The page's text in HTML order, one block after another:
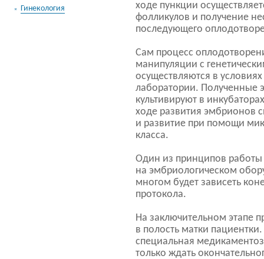
Гинекология
ходе пункции
фолликулов и получение
последующего
Сам процесс
манипуляции с
осуществляются в
лаборатории. Полученные
культивируют в
ходе развития эмбрионов
и развитие при помощи
класса.
Один из принципов
на эмбриологическом
многом будет зависеть
протокола.
На заключительном этапе
в полость матки
специальная
только ждать